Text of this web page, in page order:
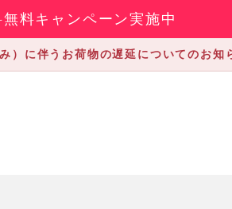
無料キャンペーン実施中
）に伴うお荷物の遅延についてのお知